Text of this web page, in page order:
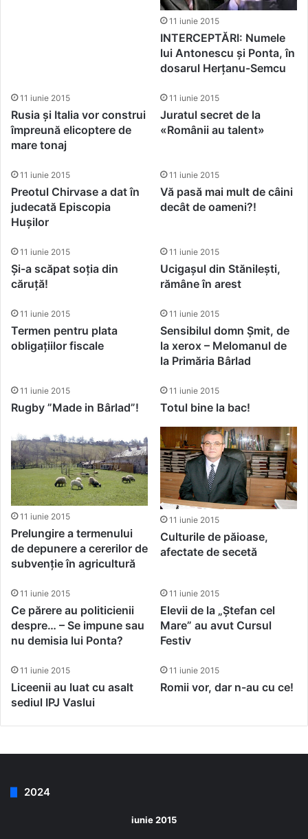
11 iunie 2015
INTERCEPTĂRI: Numele
lui Antonescu și Ponta, în
dosarul Herțanu-Semcu
11 iunie 2015
Rusia și Italia vor construi
împreună elicoptere de
mare tonaj
11 iunie 2015
Juratul secret de la
«Românii au talent»
11 iunie 2015
Preotul Chirvase a dat în
judecată Episcopia
Hușilor
11 iunie 2015
Vă pasă mai mult de câini
decât de oameni?!
11 iunie 2015
Și-a scăpat soția din
căruță!
11 iunie 2015
Ucigașul din Stănilești,
rămâne în arest
11 iunie 2015
Termen pentru plata
obligațiilor fiscale
11 iunie 2015
Sensibilul domn Șmit, de
la xerox – Melomanul de
la Primăria Bârlad
11 iunie 2015
Rugby ”Made in Bârlad”!
11 iunie 2015
Totul bine la bac!
11 iunie 2015
Prelungire a termenului
de depunere a cererilor de
subvenție în agricultură
11 iunie 2015
Culturile de păioase,
afectate de secetă
11 iunie 2015
Ce părere au politicienii
despre… – Se impune sau
nu demisia lui Ponta?
11 iunie 2015
Elevii de la „Ștefan cel
Mare” au avut Cursul
Festiv
11 iunie 2015
Liceenii au luat cu asalt
sediul IPJ Vaslui
11 iunie 2015
Romii vor, dar n-au cu ce!
2024
iunie 2015